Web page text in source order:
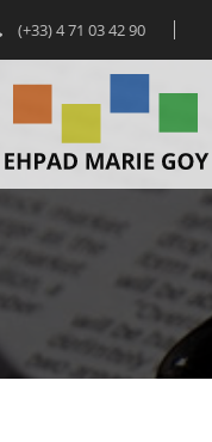
(+33) 4 71 03 42 90